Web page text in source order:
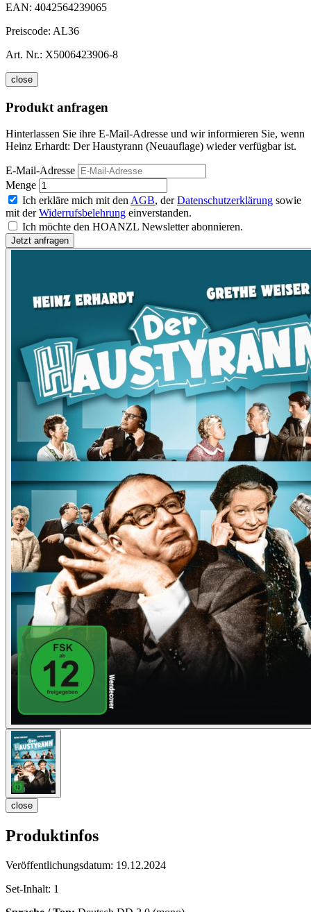
EAN: 4042564239065
Preiscode: AL36
Art. Nr.: X5006423906-8
close
Produkt anfragen
Hinterlassen Sie ihre E-Mail-Adresse und wir informieren Sie, wenn
Heinz Erhardt: Der Haustyrann (Neuauflage) wieder verfügbar ist.
E-Mail-Adresse
Menge
Ich erkläre mich mit den AGB, derDatenschutzerklärung sowie
mit derWiderrufsbelehrung einverstanden.
Ich möchte den HOANZL Newsletter abonnieren.
close
Produktinfos
Veröffentlichungsdatum: 19.12.2024
Set-Inhalt: 1